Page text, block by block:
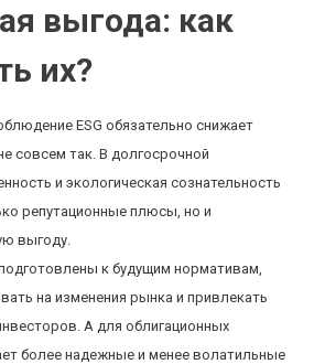
выгода: как
их?
ESG обязательно снижает
совсем так. В долгосрочной
и экологическая сознательность
репутационные плюсы, но и
выгоду.
к будущим нормативам,
на изменения рынка и привлекать
А для облигационных
более надежные и менее волатильные